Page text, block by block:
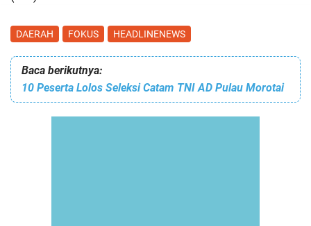
DAERAH FOKUS HEADLINENEWS
Baca berikutnya:
10 Peserta Lolos Seleksi Catam TNI AD Pulau Morotai